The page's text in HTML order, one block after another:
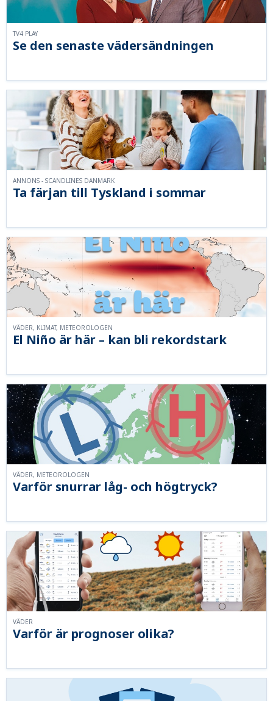
Se den senaste vädersändningen
TV4 PLAY
Ta färjan till Tyskland i sommar
ANNONS - SCANDLINES DANMARK
El Niño är här – kan bli rekordstark
VÄDER, KLIMAT, METEOROLOGEN
Varför snurrar låg- och högtryck?
VÄDER, METEOROLOGEN
Varför är prognoser olika?
VÄDER